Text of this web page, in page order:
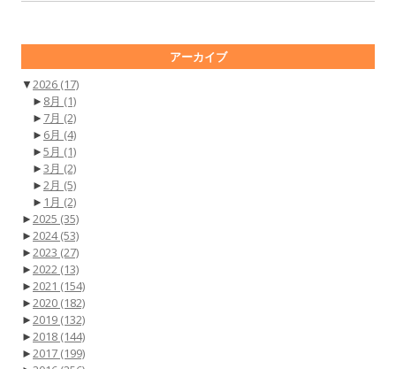
アーカイブ
▼2026 (17)
► 8月 (1)
► 7月 (2)
► 6月 (4)
►5月 (1)
►3月 (2)
►2月 (5)
► 1月 (2)
►2025 (35)
►2024(53)
►2023 (27)
►2022 (13)
►2021 (154)
►2020 (182)
►2019 (132)
►2018 (144)
►2017 (199)